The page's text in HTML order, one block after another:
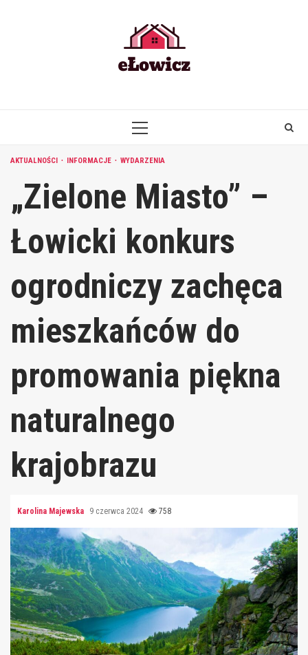
PRIMARY
AKTUALNOŚCI INFORMACJE WYDARZENIA
„Zielone Miasto” –
Łowicki konkurs
ogrodniczy zachęca
mieszkańców do
promowania piękna
naturalnego
krajobrazu
Karolina Majewska 9 czerwca 2024 758